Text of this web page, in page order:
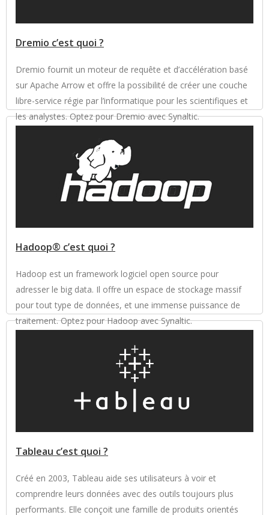
Dremio c’est quoi ?
Dremio fournit un moteur de requête et d’accélération basé
sur Apache Arrow et offre la possibilité de créer une couche
libre-service régie par l’informatique pour les scientifiques et
les analystes. Optez pour Dremio avec Synaltic.
Hadoop® c’est quoi ?
Hadoop est un framework logiciel open source pour
adresser le big data. Il offre un espace de stockage massif
pour tout type de données, et une immense puissance de
traitement. Optez pour Hadoop avec Synaltic.
Tableau c’est quoi ?
Créé en 2003, Tableau aide ses utilisateurs à voir et
comprendre leurs données avec des outils toujours plus
performants. Elle conçoit une famille de produits orientés